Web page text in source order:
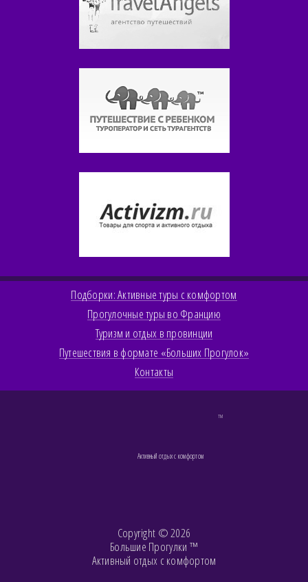
Подборки: Активные туры с комфортом
Прогулочные туры во Францию
Туризм и отдых в провинции
Путешествия в формате «Больших Прогулок»
Контакты
TM
Активный отдых с комфортом
Copyright © 2026
Большие Прогулки ™
Активный отдых с комфортом